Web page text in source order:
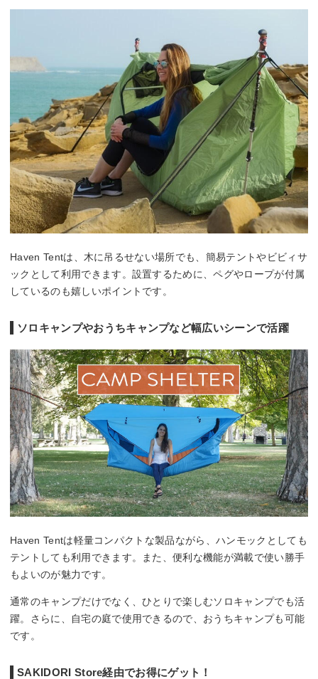
Haven Tentは、木に吊るせない場所でも、簡易テントやビビィサ
ックとして利用できます。設置するために、ペグやロープが付属
しているのも嬉しいポイントです。
ソロキャンプやおうちキャンプなど幅広いシーンで活躍
Haven Tentは軽量コンパクトな製品ながら、ハンモックとしても
テントしても利用できます。また、便利な機能が満載で使い勝手
もよいのが魅力です。
通常のキャンプだけでなく、ひとりで楽しむソロキャンプでも活
躍。さらに、自宅の庭で使用できるので、おうちキャンプも可能
です。
SAKIDORI Store経由でお得にゲット！